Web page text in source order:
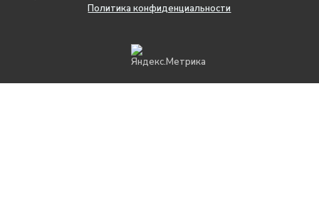
Политика конфиденциальности